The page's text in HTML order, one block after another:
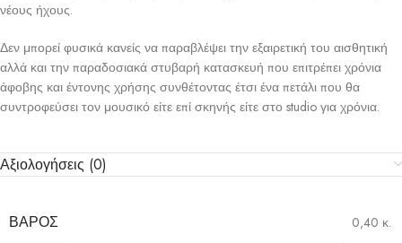
νέους ήχους.
Δεν μπορεί φυσικά κανείς να παραβλέψει την εξαιρετική του αισθητική
αλλά και την παραδοσιακά στυβαρή κατασκευή που επιτρέπει χρόνια
άφοβης και έντονης χρήσης συνθέτοντας έτσι ένα πετάλι που θα
συντροφεύσει τον μουσικό είτε επί σκηνής είτε στο studio για χρόνια.
Αξιολογήσεις (0)
ΒΆΡΟΣ 0,40 κ.